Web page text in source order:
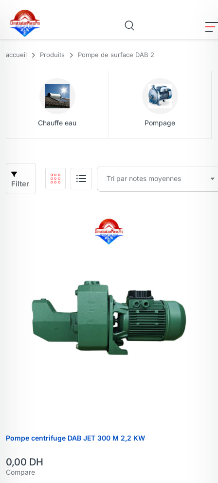
accueil Produits Pompe de surface DAB 2
Chauffe eau Pompage
Filter
Pompe centrifuge DAB JET 300 M 2,2 KW
0,00 DH
Compare